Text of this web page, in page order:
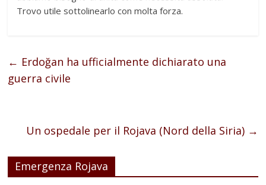
Trovo utile sottolinearlo con molta forza.
← Erdoğan ha ufficialmente dichiarato una
guerra civile
Un ospedale per il Rojava (Nord della Siria) →
Emergenza Rojava